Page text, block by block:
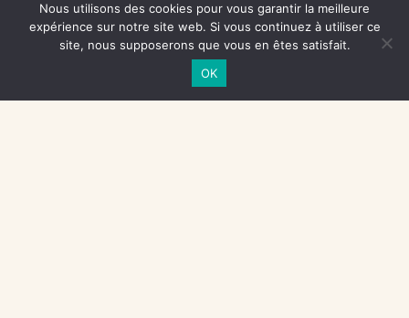
DIACRITIK
EN ATTENDANT NADEAU
NOS SOUTIENS
Nous utilisons des cookies pour vous garantir la meilleure
expérience sur notre site web. Si vous continuez à utiliser ce
site, nous supposerons que vous en êtes satisfait.
OK